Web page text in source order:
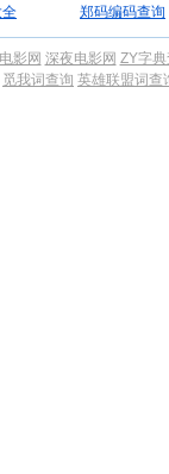
郑码编码查询
影网 深夜电影网 ZY字
觅我词查询 英雄联盟词查